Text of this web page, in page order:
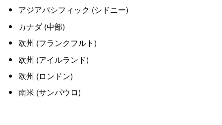
アジアパシフィック (シドニー)
カナダ (中部)
欧州 (フランクフルト)
欧州 (アイルランド)
欧州 (ロンドン)
南米 (サンパウロ)